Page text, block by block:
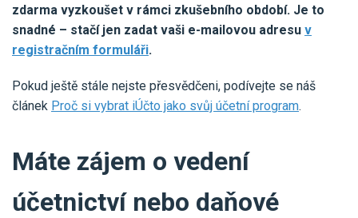
zdarma vyzkoušet v rámci zkušebního období. Je to
snadné – stačí jen zadat vaši e-mailovou adresu v
registračním formuláři.
Pokud ještě stále nejste přesvědčeni, podívejte se náš
článek Proč si vybrat iÚčto jako svůj účetní program.
Máte zájem o vedení
účetnictví nebo daňové